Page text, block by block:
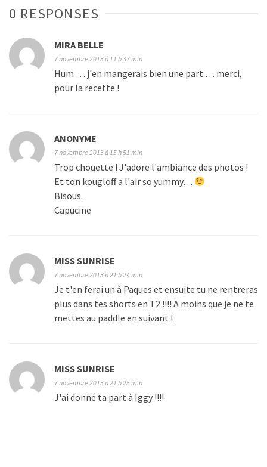
0 RESPONSES
MIRA BELLE
7 novembre 2013 à 11 h 37 min
Hum … j'en mangerais bien une part … merci,
pour la recette !
ANONYME
7 novembre 2013 à 15 h 51 min
Trop chouette ! J'adore l'ambiance des photos !
Et ton kougloff a l'air so yummy…
Bisous.
Capucine
MISS SUNRISE
7 novembre 2013 à 21 h 24 min
Je t'en ferai un à Paques et ensuite tu ne rentreras
plus dans tes shorts en T2 !!!! A moins que je ne te
mettes au paddle en suivant !
MISS SUNRISE
7 novembre 2013 à 21 h 25 min
J'ai donné ta part à Iggy !!!!